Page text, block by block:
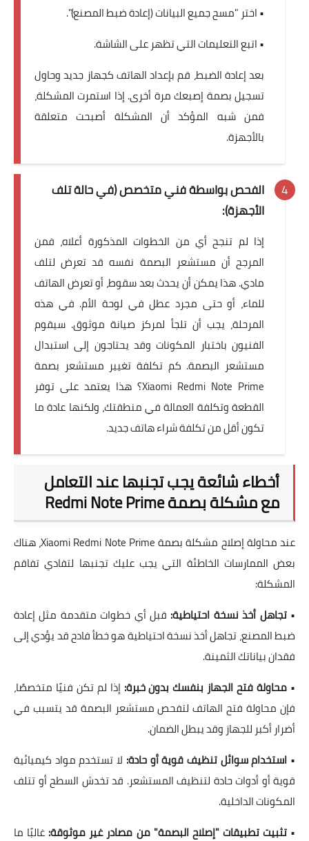
• اختر "مسح جميع البيانات (إعادة ضبط المصنع)".
• اتبع التعليمات التي تظهر على الشاشة.
بعد إعادة الضبط، قم بإعداد الهاتف كجهاز جديد وحاول
تسجيل بصمة إصبعك مرة أخرى. إذا استمرت المشكلة،
فمن شبه المؤكد أن المشكلة أصبحت متعلقة
بالأجهزة.
الفحص بواسطة فني متخصص (في حالة تلف
الأجهزة):
إذا لم تنجح أي من الخطوات المذكورة أعلاه، فمن
المرجح أن مستشعر البصمة نفسه قد تعرض لتلف
مادي. هذا يمكن أن يحدث بعد سقوط، أو تعرض الهاتف
للماء، أو حتى مجرد عطل في لوحة الأم. في هذه
المرحلة، يجب أن تلجأ لمركز صيانة موثوق. سيقوم
الفنيون باختبار المكونات وقد يحتاجون إلى استبدال
مستشعر البصمة. كم تكلفة تغيير مستشعر بصمة
Xiaomi Redmi Note Prime؟ هذا يعتمد على توفر
القطعة وتكلفة العمالة في منطقتك، ولكنها عادة ما
تكون أقل من تكلفة شراء هاتف جديد.
أخطاء شائعة يجب تجنبها عند التعامل
مع مشكلة بصمة Redmi Note Prime
عند محاولة إصلاح مشكلة بصمة Xiaomi Redmi Note Prime، هناك
بعض الممارسات الخاطئة التي يجب عليك تجنبها لتفادي تفاقم
المشكلة:
•تجاهل أخذ نسخة احتياطية: قبل أي خطوات متقدمة مثل إعادة
ضبط المصنع، تجاهل أخذ نسخة احتياطية هو خطأ فادح قد يؤدي إلى
فقدان بياناتك الثمينة.
• محاولة فتح الجهاز بنفسك بدون خبرة: إذا لم تكن فنيًا متخصصًا،
فإن محاولة فتح الهاتف لتفحص مستشعر البصمة قد يتسبب في
أضرار أكبر للجهاز وقد يبطل الضمان.
• استخدام سوائل تنظيف قوية أو حادة: لا تستخدم مواد كيميائية
قوية أو أدوات حادة لتنظيف المستشعر. قد تخدش السطح أو تتلف
المكونات الداخلية.
•تثبيت تطبيقات "إصلاح البصمة" من مصادر غير موثوقة: غالبًا ما